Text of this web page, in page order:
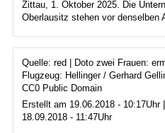
Zittau, 1. Oktober 2025. Die
Oberlausitz stehen vor denselben
Quelle: red | Doto zwei Frauen:
Flugzeug: Hellinger / Gerhard
CC0 Public Domain
Erstellt am 19.06.2018 - 10:17Uhr
18.09.2018 - 11:47Uhr